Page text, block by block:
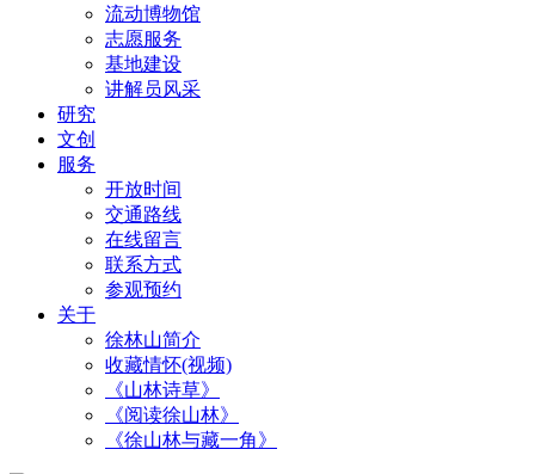
流动博物馆
志愿服务
基地建设
讲解员风采
研究
文创
服务
开放时间
交通路线
在线留言
联系方式
参观预约
关于
徐林山简介
收藏情怀(视频)
《山林诗草》
《阅读徐山林》
《徐山林与藏一角》